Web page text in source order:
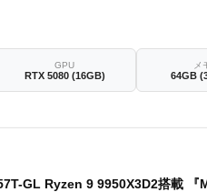
GPU
RTX 5080 (16GB)
メ
64GB
9 9950X3D2搭載 『Minecraft: Java ＆